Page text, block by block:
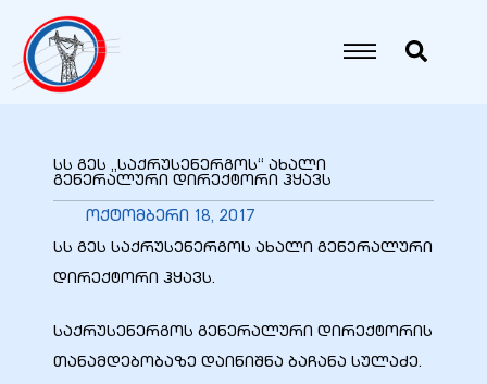
სს გეს „საქრუსენერგოს“ ახალი
გენერალური დირექტორი ჰყავს
ოქტომბერი 18, 2017
სს გეს საქრუსენერგოს ახალი გენერალური
დირექტორი ჰყავს.
საქრუსენერგოს გენერალური დირექტორის
თანამდებობაზე დაინიშნა ბაჩანა სულაძე.